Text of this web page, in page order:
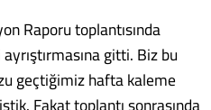
Raporu toplantısında
gitti. Biz bu
geçtiğimiz hafta kaleme